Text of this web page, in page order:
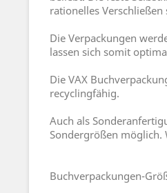
rationelles
Die Verpackungen
lassen sich somit
Die VAX
recyclingfähig.
Auch als
Sondergrößen möglich.
Buchverpackungen-